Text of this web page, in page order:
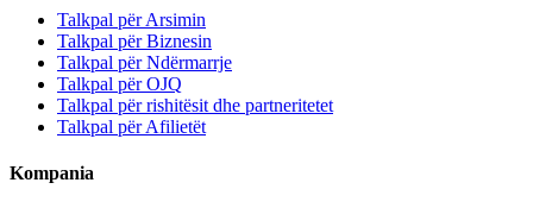
Talkpal për Arsimin
Talkpal për Biznesin
Talkpal për Ndërmarrje
Talkpal për OJQ
Talkpal për rishitësit dhe partneritetet
Talkpal për Afilietët
Kompania